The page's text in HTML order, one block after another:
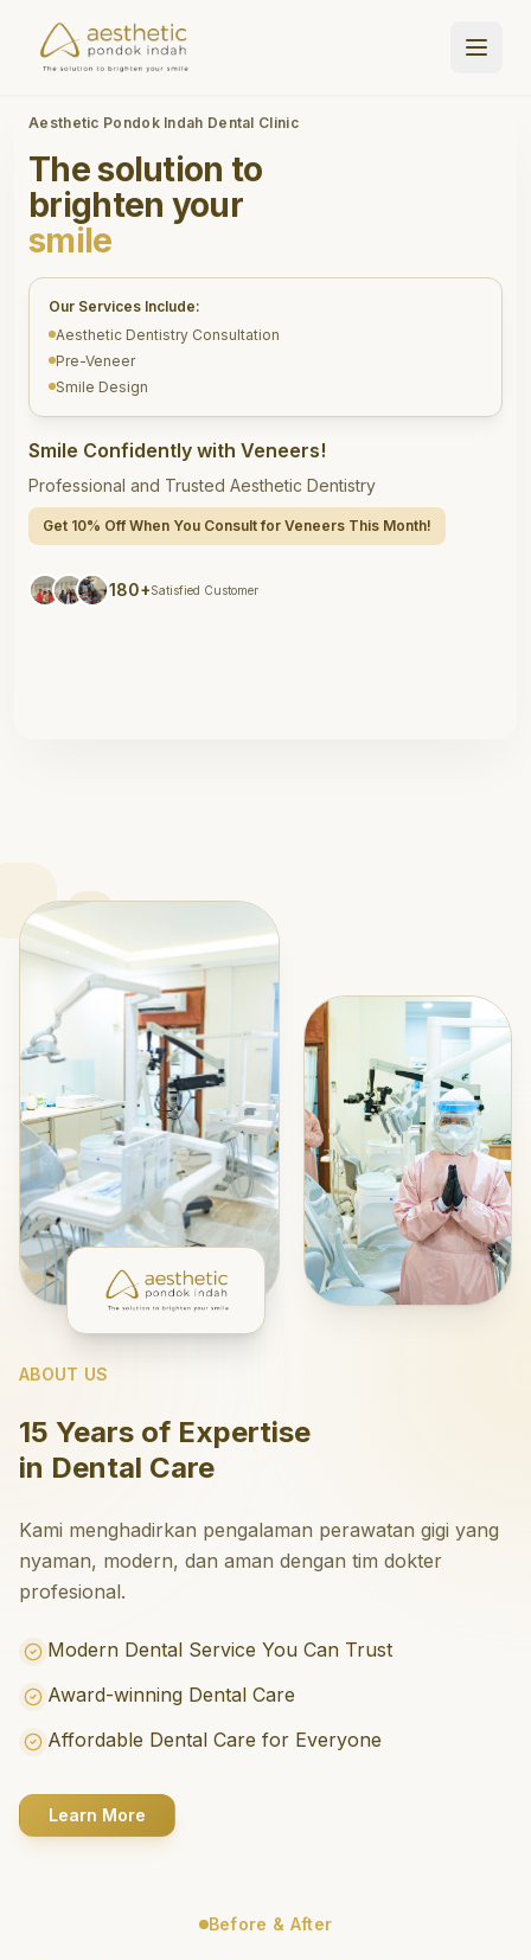
Aesthetic Pondok Indah Dental Clinic
The solution to
brighten your
smile
Our Services Include:
Aesthetic Dentistry Consultation
Pre-Veneer
Smile Design
Smile Confidently with Veneers!
Professional and Trusted Aesthetic Dentistry
Get 10% Off When You Consult for Veneers This Month!
180+Satisfied Customer
ABOUT US
15 Years of Expertise
in Dental Care
Kami menghadirkan pengalaman perawatan gigi yang
nyaman, modern, dan aman dengan tim dokter
profesional.
Modern Dental Service You Can Trust
Award-winning Dental Care
Affordable Dental Care for Everyone
Learn More
Before & After